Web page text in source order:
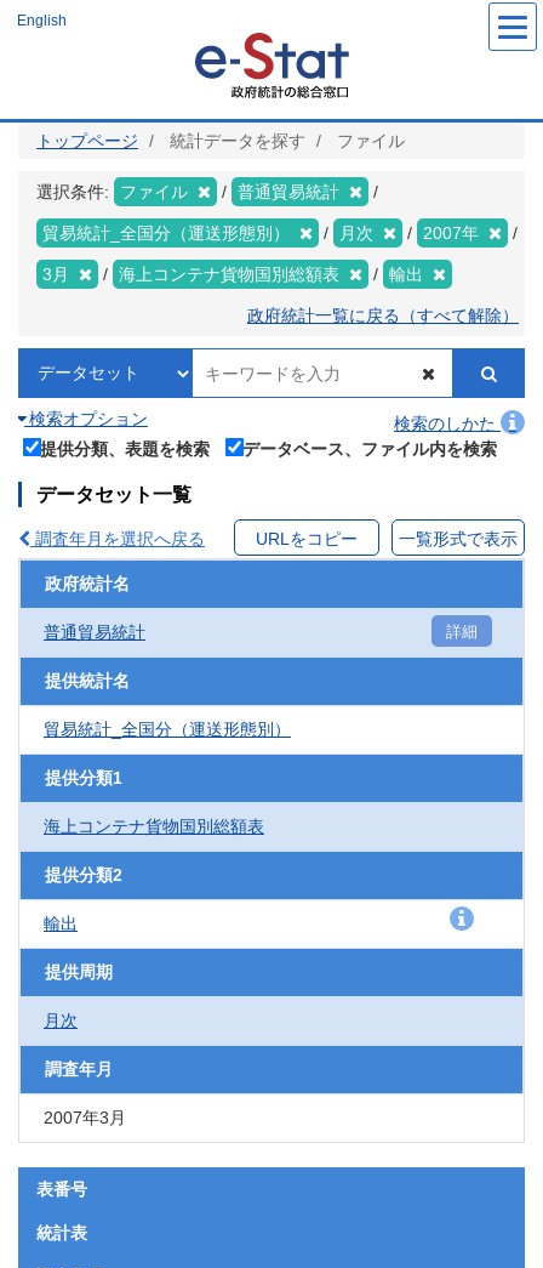
ツ
English
トップページ 統計データを探す ファイル
選択条件: ファイル 普通貿易統計
貿易統計_全国分（運送形態別） 月次 2007年
3月 海上コンテナ貨物国別総額表 輸出
政府統計一覧に戻る（すべて解除）
検索オプション
検索のしかた
提供分類、表題を検索
データベース、ファイル内を検索
データセット一覧
調査年月を選択へ戻る URLをコピー 一覧形式で表示
政府統計名
普通貿易統計 詳細
提供統計名
貿易統計_全国分（運送形態別）
提供分類1
海上コンテナ貨物国別総額表
提供分類2
輸出
提供周期
月次
調査年月
2007年3月
表番号
統計表